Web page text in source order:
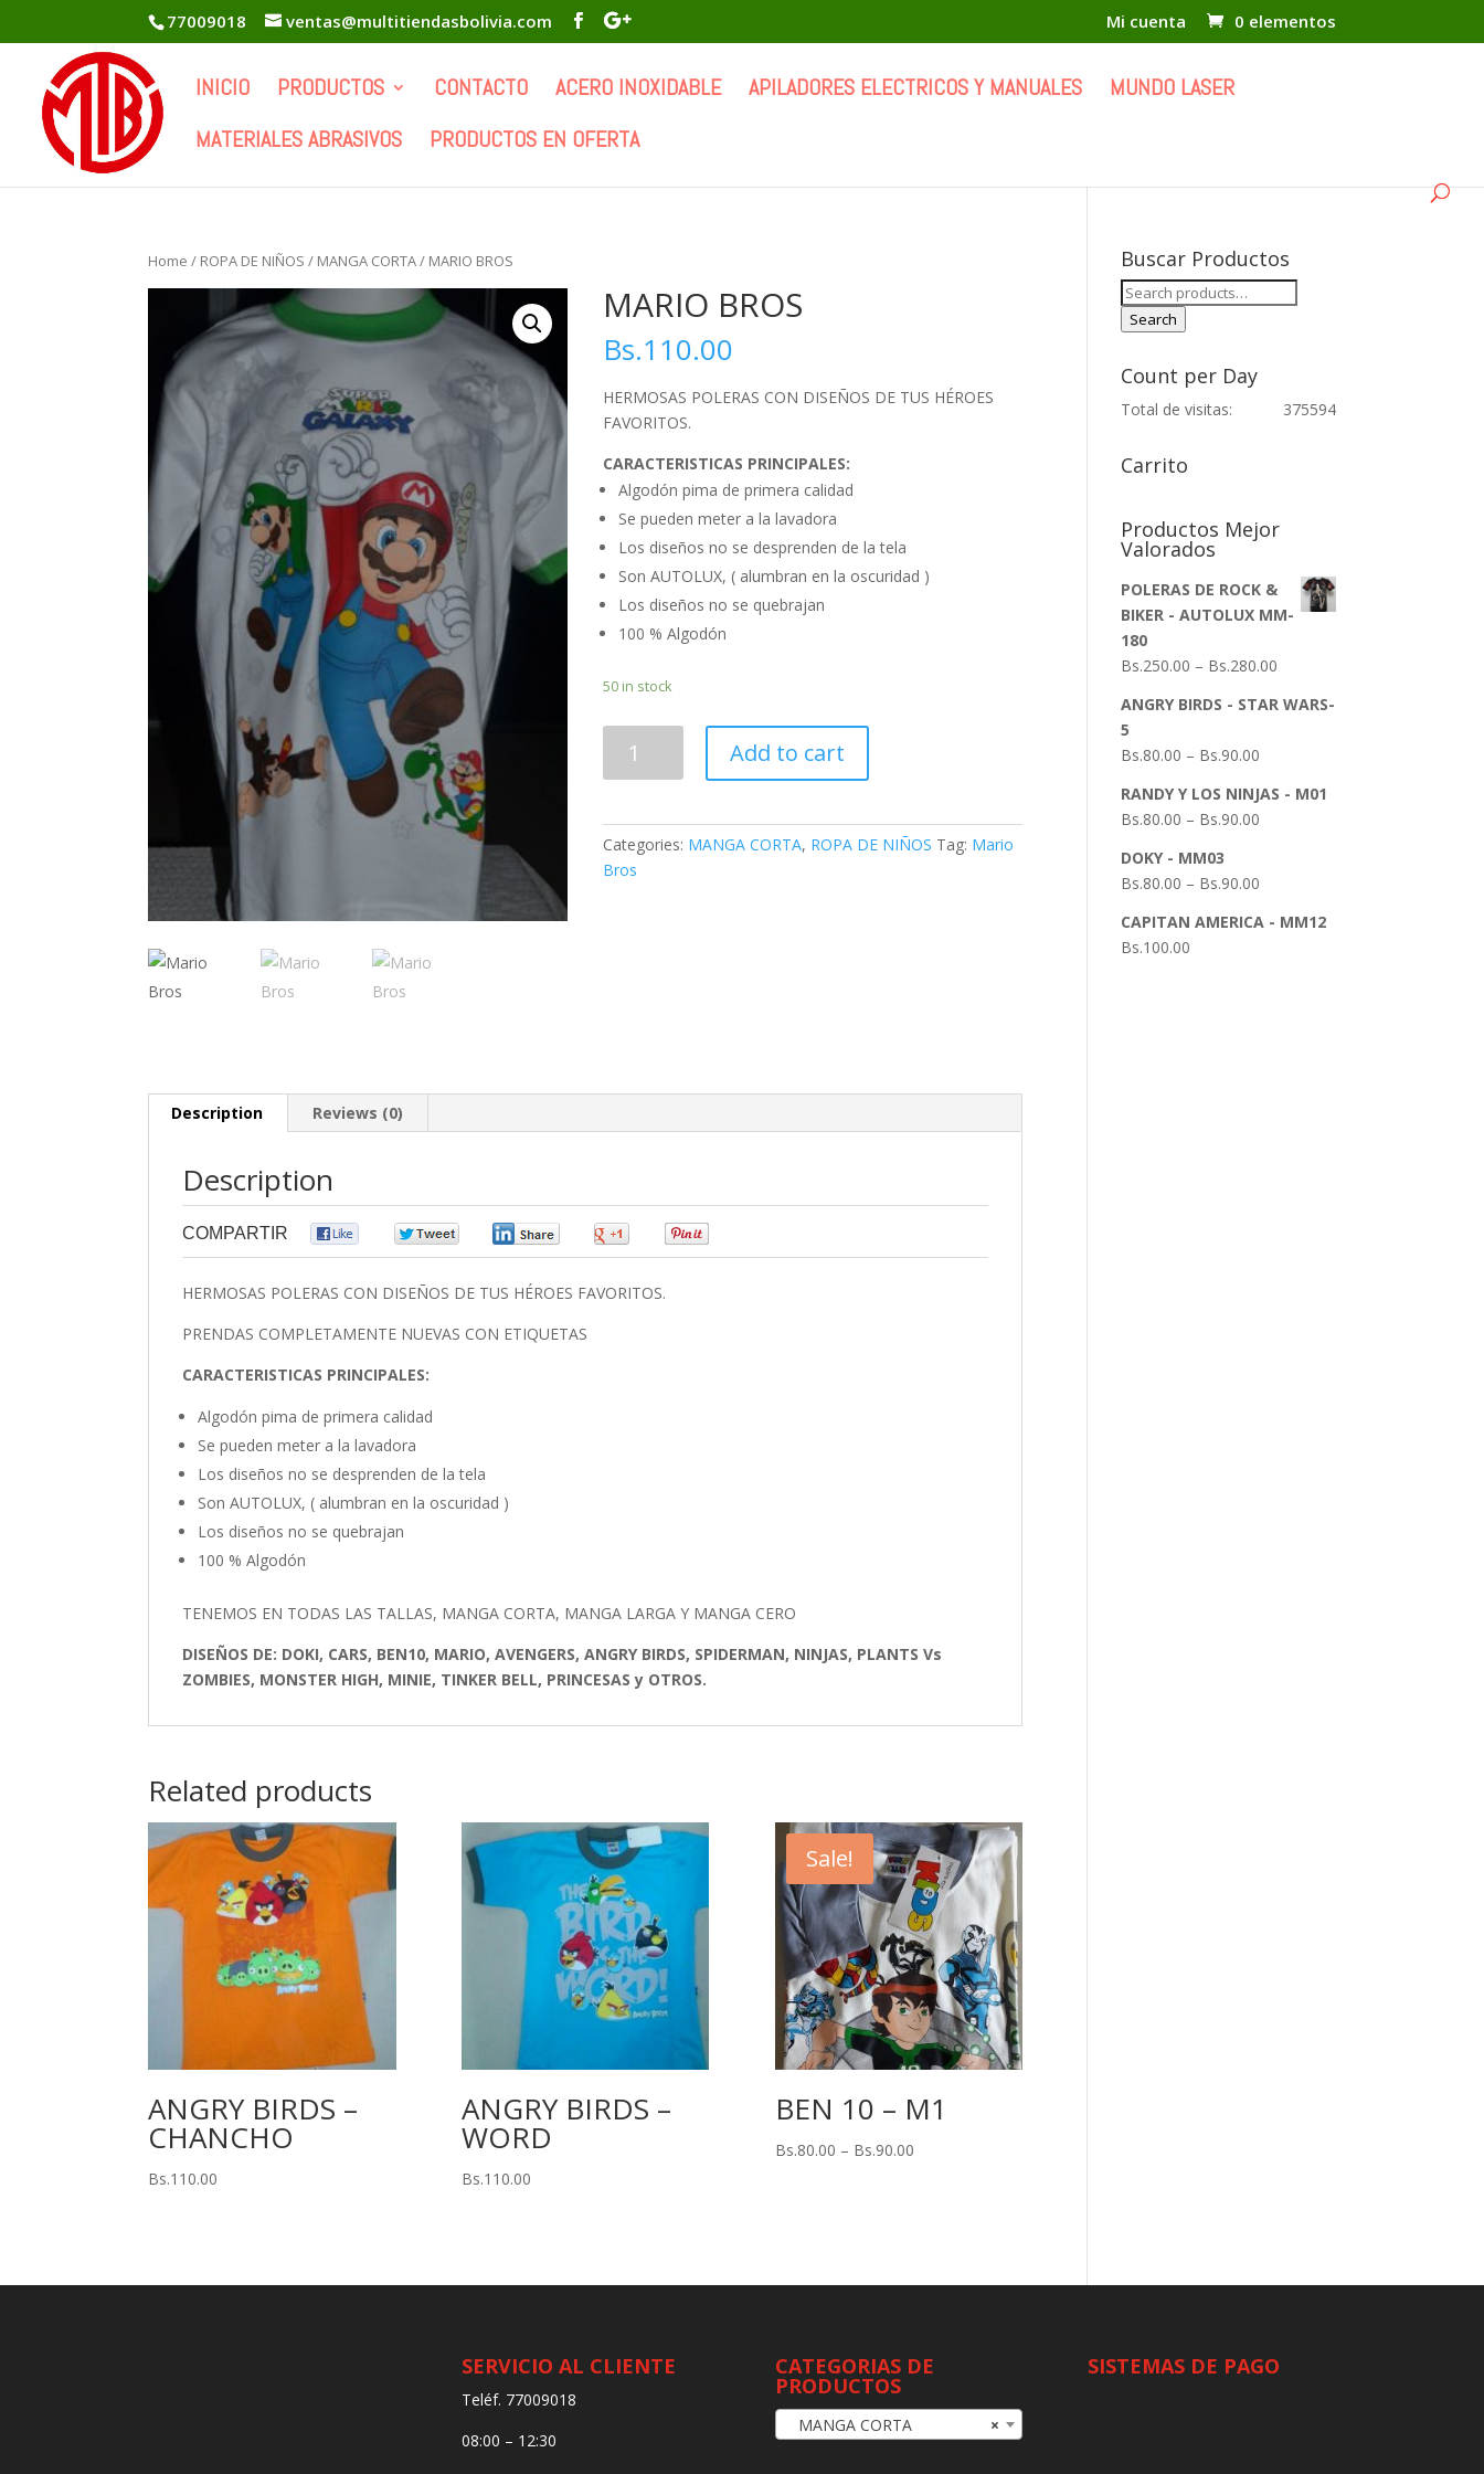
77009018 ventas@multitiendasbolivia.com Mi cuenta 0 elementos
INICIO PRODUCTOS CONTACTO ACERO INOXIDABLE APILADORES ELECTRICOS Y MANUALES
MUNDO LASER
MATERIALES ABRASIVOS
PRODUCTOS EN OFERTA
Home / ROPA DE NIÑOS / MANGA CORTA/ MARIO BROS
MARIO BROS
Bs.110.00
HERMOSAS POLERAS CON DISEÑOS DE TUS HÉROES
FAVORITOS.
CARACTERISTICAS PRINCIPALES:
Algodón pima de primera calidad
Se pueden meter a la lavadora
Los diseños no se desprenden de la tela
Son AUTOLUX, ( alumbran en la oscuridad )
Los diseños no se quebrajan
100 % Algodón
50 in stock
BROS
Add to cart
Categories: MANGA CORTA, ROPA DE NIÑOS Tag: Mario
Bros
Description Reviews (0)
Description
COMPARTIR
HERMOSAS POLERAS CON DISEÑOS DE TUS HÉROES FAVORITOS.
PRENDAS COMPLETAMENTE NUEVAS CON ETIQUETAS
CARACTERISTICAS PRINCIPALES:
Algodón pima de primera calidad
Se pueden meter a la lavadora
Los diseños no se desprenden de la tela
Son AUTOLUX, ( alumbran en la oscuridad )
Los diseños no se quebrajan
100 % Algodón
TENEMOS EN TODAS LAS TALLAS, MANGA CORTA, MANGA LARGA Y MANGA CERO
DISEÑOS DE: DOKI, CARS, BEN10, MARIO, AVENGERS, ANGRY BIRDS, SPIDERMAN, NINJAS, PLANTS Vs
ZOMBIES, MONSTER HIGH, MINIE, TINKER BELL, PRINCESAS y OTROS.
Related products
ANGRY BIRDS –
CHANCHO
Bs.110.00
ANGRY BIRDS –
WORD
Bs.110.00
Sale!
BEN 10 – M1
Bs.80.00 – Bs.90.00
Buscar Productos
Search
for:
Search
Count per Day
375594
Total de visitas:
Carrito
Productos Mejor
Valorados
POLERAS DE ROCK &
BIKER - AUTOLUX MM-
180
Bs.250.00 – Bs.280.00
ANGRY BIRDS - STAR WARS-
5
Bs.80.00 – Bs.90.00
RANDY Y LOS NINJAS - M01
Bs.80.00 – Bs.90.00
DOKY - MM03
Bs.80.00 – Bs.90.00
CAPITAN AMERICA - MM12
Bs.100.00
SERVICIO AL CLIENTE
Teléf. 77009018
08:00 – 12:30
CATEGORIAS DE
PRODUCTOS
×
MANGA CORTA
SISTEMAS DE PAGO